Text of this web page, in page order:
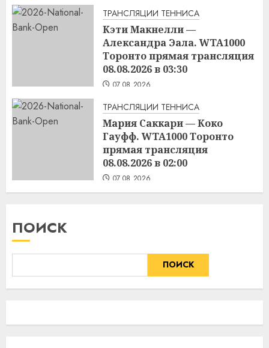
ТРАНСЛЯЦИИ ТЕННИСА
Кэти Макнелли —
Александра Эала. WTA1000
Торонто прямая трансляция
08.08.2026 в 03:30
07.08.2026
ТРАНСЛЯЦИИ ТЕННИСА
Мария Саккари — Коко
Гауфф. WTA1000 Торонто
прямая трансляция
08.08.2026 в 02:00
07.08.2026
ПОИСК
ПОИСК